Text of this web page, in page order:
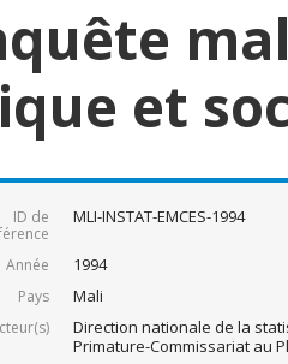
et
ID de
MLI-INSTAT-EMCES-1994
Année 1994
Pays Mali
Direction nationale de la
Primature-Commissariat au